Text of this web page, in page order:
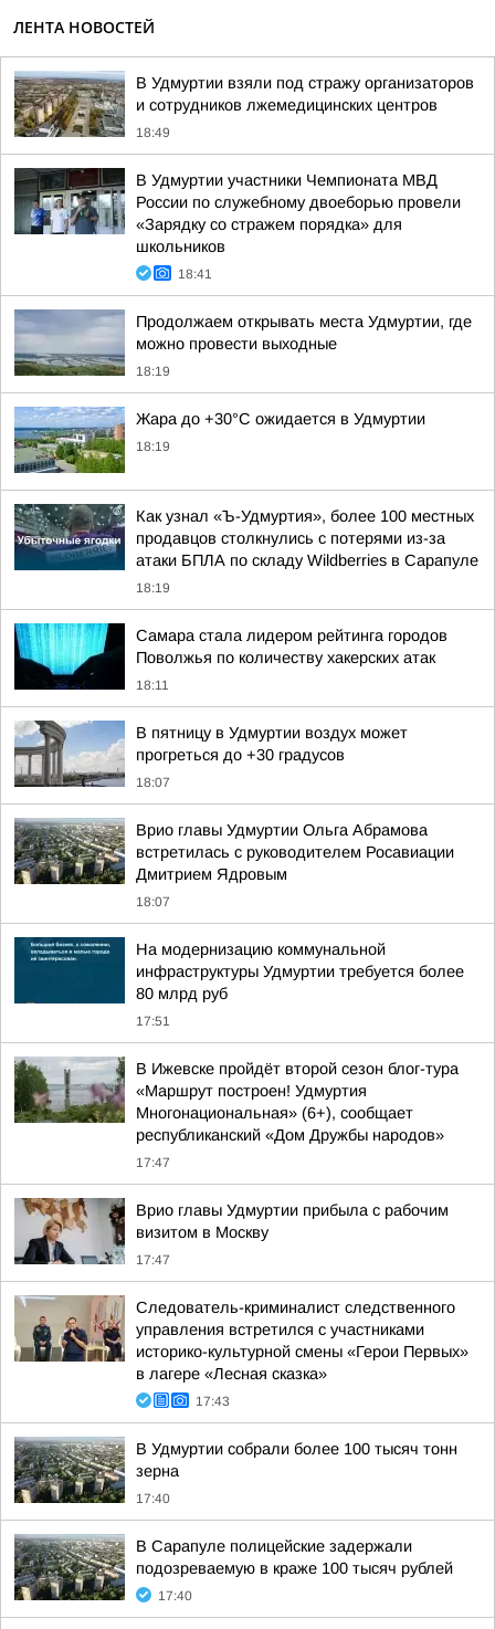
ЛЕНТА НОВОСТЕЙ
В Удмуртии взяли под стражу организаторов
и сотрудников лжемедицинских центров
18:49
В Удмуртии участники Чемпионата МВД
России по служебному двоеборью провели
«Зарядку со стражем порядка» для
школьников
18:41
Продолжаем открывать места Удмуртии, где
можно провести выходные
18:19
Жара до +30°С ожидается в Удмуртии
18:19
Как узнал «Ъ-Удмуртия», более 100 местных
продавцов столкнулись с потерями из-за
атаки БПЛА по складу Wildberries в Сарапуле
18:19
Самара стала лидером рейтинга городов
Поволжья по количеству хакерских атак
18:11
В пятницу в Удмуртии воздух может
прогреться до +30 градусов
18:07
Врио главы Удмуртии Ольга Абрамова
встретилась с руководителем Росавиации
Дмитрием Ядровым
18:07
На модернизацию коммунальной
инфраструктуры Удмуртии требуется более
80 млрд руб
17:51
В Ижевске пройдёт второй сезон блог-тура
«Маршрут построен! Удмуртия
Многонациональная» (6+), сообщает
республиканский «Дом Дружбы народов»
17:47
Врио главы Удмуртии прибыла с рабочим
визитом в Москву
17:47
Следователь-криминалист следственного
управления встретился с участниками
историко-культурной смены «Герои Первых»
в лагере «Лесная сказка»
17:43
В Удмуртии собрали более 100 тысяч тонн
зерна
17:40
В Сарапуле полицейские задержали
подозреваемую в краже 100 тысяч рублей
17:40